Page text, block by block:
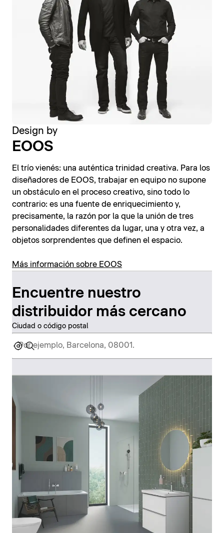
Design by
EOOS
El trío vienés: una auténtica trinidad creativa. Para los
diseñadores de EOOS, trabajar en equipo no supone
un obstáculo en el proceso creativo, sino todo lo
contrario: es una fuente de enriquecimiento y,
precisamente, la razón por la que la unión de tres
personalidades diferentes da lugar, una y otra vez, a
objetos sorprendentes que definen el espacio.
Más información sobre EOOS
Encuentre nuestro
distribuidor más cercano
Ciudad o código postal